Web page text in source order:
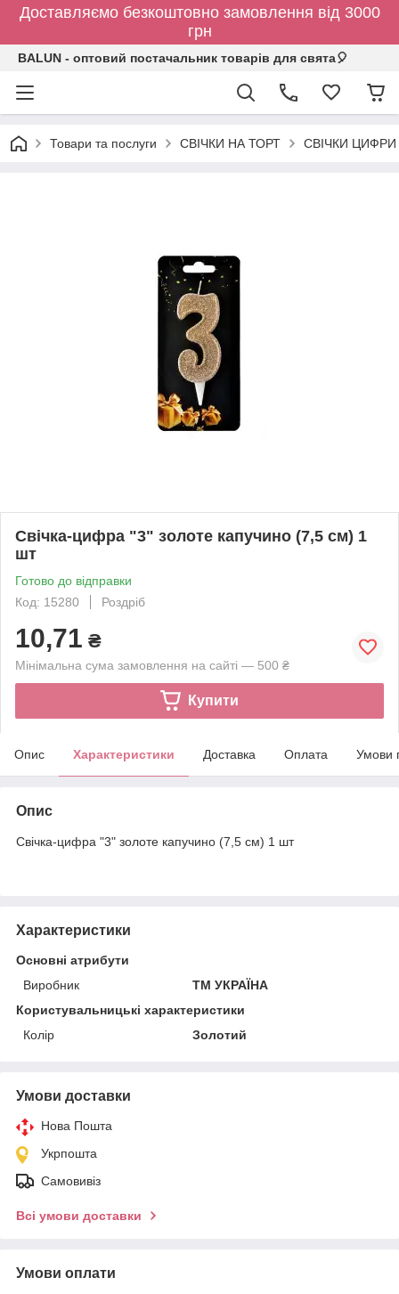
Доставляємо безкоштовно замовлення від 3000
грн
BALUN - оптовий постачальник товарів для свята🎈
Товари та послуги СВІЧКИ НА ТОРТ СВІЧКИ ЦИФРИ
Свічка-цифра "3" золоте капучино (7,5 см) 1
шт
Готово до відправки
Код: 15280
Роздріб
10,71 ₴
Мінімальна сума замовлення на сайті — 500 ₴
Купити
Опис Характеристики Доставка Оплата Умови
Опис
Свічка-цифра "3" золоте капучино (7,5 см) 1 шт
Характеристики
Основні атрибути
Виробник
ТМ УКРАЇНА
Користувальницькі характеристики
Колір
Золотий
Умови доставки
Нова Пошта
Укрпошта
Самовивіз
Всі умови доставки
Умови оплати